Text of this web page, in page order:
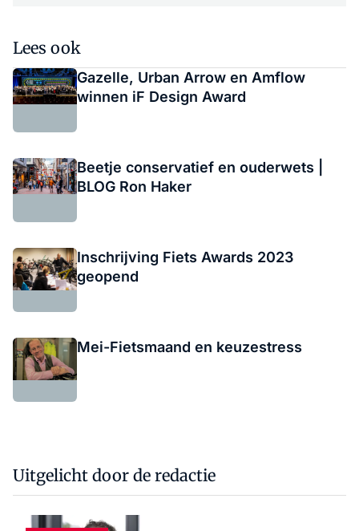
Lees ook
Gazelle, Urban Arrow en Amflow
winnen iF Design Award
Beetje conservatief en ouderwets |
BLOG Ron Haker
Inschrijving Fiets Awards 2023
geopend
Mei-Fietsmaand en keuzestress
Uitgelicht door de redactie